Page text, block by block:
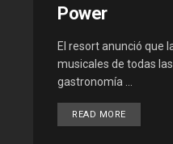
Power
El resort anunció que
musicales de todas
gastronomía ...
READ MOREDETAILS